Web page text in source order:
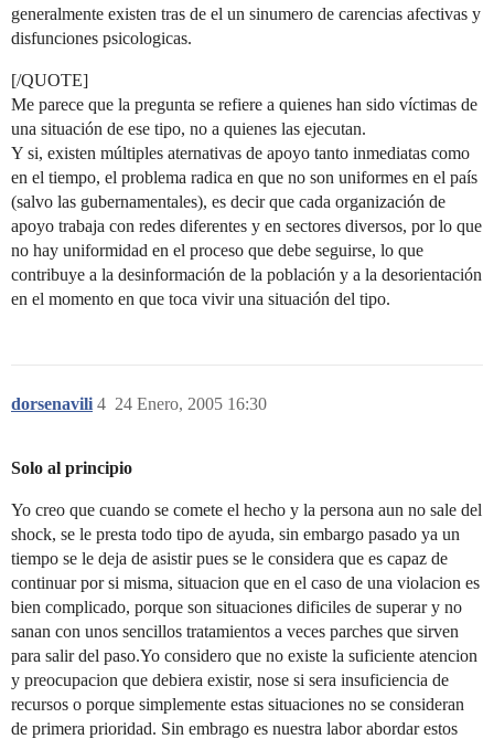
generalmente existen tras de el un sinumero de carencias afectivas y
disfunciones psicologicas.
[/QUOTE]
Me parece que la pregunta se refiere a quienes han sido víctimas de
una situación de ese tipo, no a quienes las ejecutan.
Y si, existen múltiples aternativas de apoyo tanto inmediatas como
en el tiempo, el problema radica en que no son uniformes en el país
(salvo las gubernamentales), es decir que cada organización de
apoyo trabaja con redes diferentes y en sectores diversos, por lo que
no hay uniformidad en el proceso que debe seguirse, lo que
contribuye a la desinformación de la población y a la desorientación
en el momento en que toca vivir una situación del tipo.
dorsenavili 24 Enero, 2005 16:30
4
Solo al principio
Yo creo que cuando se comete el hecho y la persona aun no sale del
shock, se le presta todo tipo de ayuda, sin embargo pasado ya un
tiempo se le deja de asistir pues se le considera que es capaz de
continuar por si misma, situacion que en el caso de una violacion es
bien complicado, porque son situaciones dificiles de superar y no
sanan con unos sencillos tratamientos a veces parches que sirven
para salir del paso.Yo considero que no existe la suficiente atencion
y preocupacion que debiera existir, nose si sera insuficiencia de
recursos o porque simplemente estas situaciones no se consideran
de primera prioridad. Sin embrago es nuestra labor abordar estos